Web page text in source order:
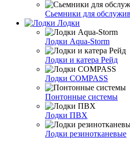
Сьемники для
Лодки
Лодки Aqua-Storm
Лодки и катера Рейд
Лодки COMPASS
Понтонные системы
Лодки ПВХ
Лодки резинотканевые